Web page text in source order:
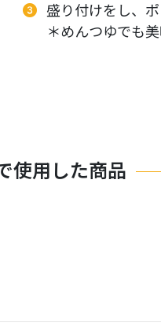
盛り付けをし、
＊めんつゆでも
使用した商品